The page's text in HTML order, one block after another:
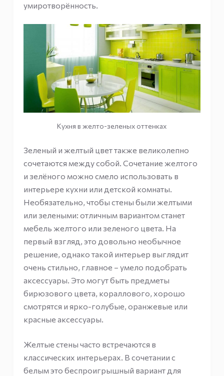
умиротворённость.
Кухня в желто-зеленых оттенках
Зеленый и желтый цвет также великолепно
сочетаются между собой. Сочетание желтого
и зелёного можно смело использовать в
интерьере кухни или детской комнаты.
Необязательно, чтобы стены были желтыми
или зелеными: отличным вариантом станет
мебель желтого или зеленого цвета. На
первый взгляд, это довольно необычное
решение, однако такой интерьер выглядит
очень стильно, главное – умело подобрать
аксессуары. Это могут быть предметы
бирюзового цвета, кораллового, хорошо
смотрятся и ярко-голубые, оранжевые или
красные аксессуары.
Желтые стены часто встречаются в
классических интерьерах. В сочетании с
белым это беспроигрышный вариант для